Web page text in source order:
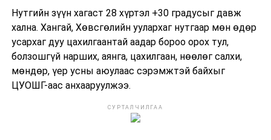
Нутгийн зүүн хагаст 28 хүртэл +30 градусыг давж
хална. Хангай, Хөвсгөлийн уулархаг нутгаар мөн өдөр
усархаг дуу цахилгаантай аадар бороо орох тул,
болзошгүй нарших, аянга, цахилгаан, нөөлөг салхи,
мөндөр, үер усны аюулаас сэрэмжтэй байхыг
ЦУОШГ-аас анхааруулжээ.
СУРТАЛЧИЛГАА